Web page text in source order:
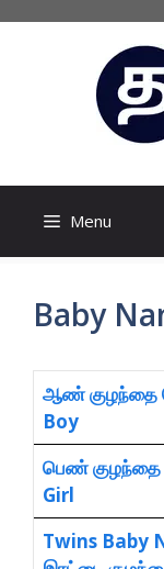
Menu
Baby
ஆண் குழந்தை
Boy
பெண் குழந்தை
Girl
Twins